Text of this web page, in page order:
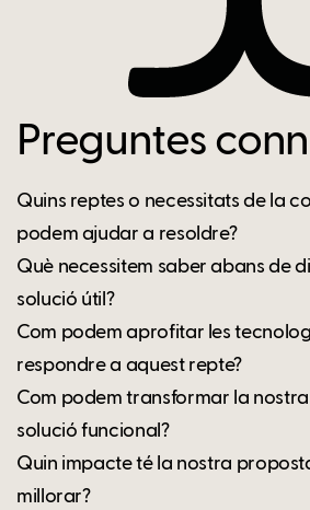
Preguntes
Quins reptes o necessitats de la
podem ajudar a resoldre?
Què necessitem saber abans de
solució útil?
Com podem aprofitar les
respondre a aquest repte?
Com podem transformar la
solució funcional?
Quin impacte té la nostra
millorar?